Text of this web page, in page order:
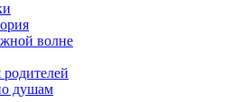
волне
душам